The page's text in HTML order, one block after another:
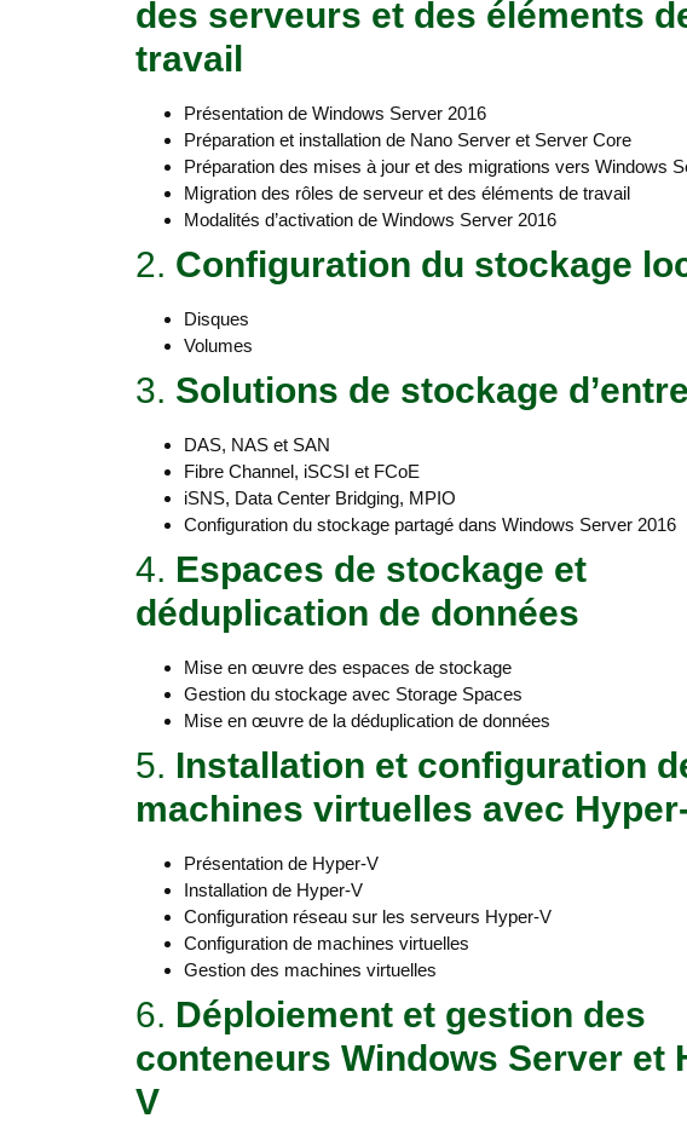
des serveurs et des éléments
travail
Présentation de Windows Server 2016
Préparation et installation de Nano Server et Server Core
Préparation des mises à jour et des migrations vers Windows
Migration des rôles de serveur et des éléments de travail
Modalités d’activation de Windows Server 2016
2. Configuration du stockage
Disques
Volumes
3. Solutions de stockage
DAS, NAS et SAN
Fibre Channel, iSCSI et FCoE
iSNS, Data Center Bridging, MPIO
Configuration du stockage partagé dans Windows Server 2016
4. Espaces de stockage et
déduplication de données
Mise en œuvre des espaces de stockage
Gestion du stockage avec Storage Spaces
Mise en œuvre de la déduplication de données
5. Installation et configuration
machines virtuelles avec
Présentation de Hyper-V
Installation de Hyper-V
Configuration réseau sur les serveurs Hyper-V
Configuration de machines virtuelles
Gestion des machines virtuelles
6. Déploiement et gestion des
conteneurs Windows Server et
V